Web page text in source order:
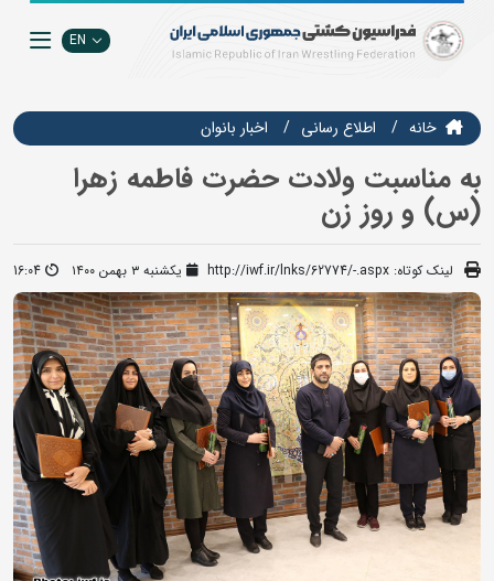
EN
خانه اطلاع رسانی اخبار بانوان
به مناسبت ولادت حضرت فاطمه زهرا
(س) و روز زن
لینک کوتاه: http://iwf.ir/lnks/62774/-.aspx یکشنبه ۳ بهمن ۱۴۰۰ 16:04